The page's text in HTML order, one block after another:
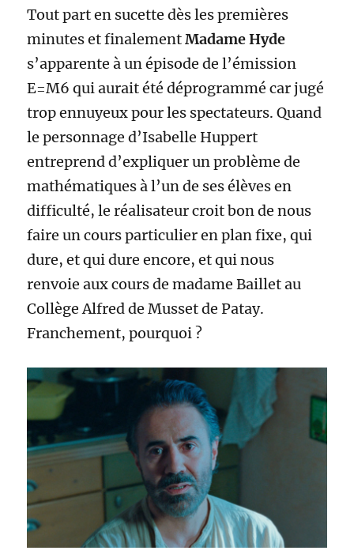
Tout part en sucette dès les premières
minutes et finalementMadame Hyde
s’apparente à un épisode de l’émission
E=M6 qui aurait été déprogrammé car jugé
trop ennuyeux pour les spectateurs. Quand
le personnage d’Isabelle Huppert
entreprend d’expliquer un problème de
mathématiques à l’un de ses élèves en
difficulté, le réalisateur croit bon de nous
faire un cours particulier en plan fixe, qui
dure, et qui dure encore, et qui nous
renvoie aux cours de madame Baillet au
Collège Alfred de Musset de Patay.
Franchement, pourquoi ?